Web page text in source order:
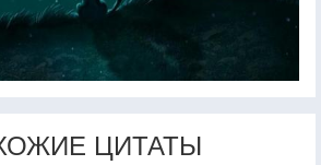
ЦИТАТЫ